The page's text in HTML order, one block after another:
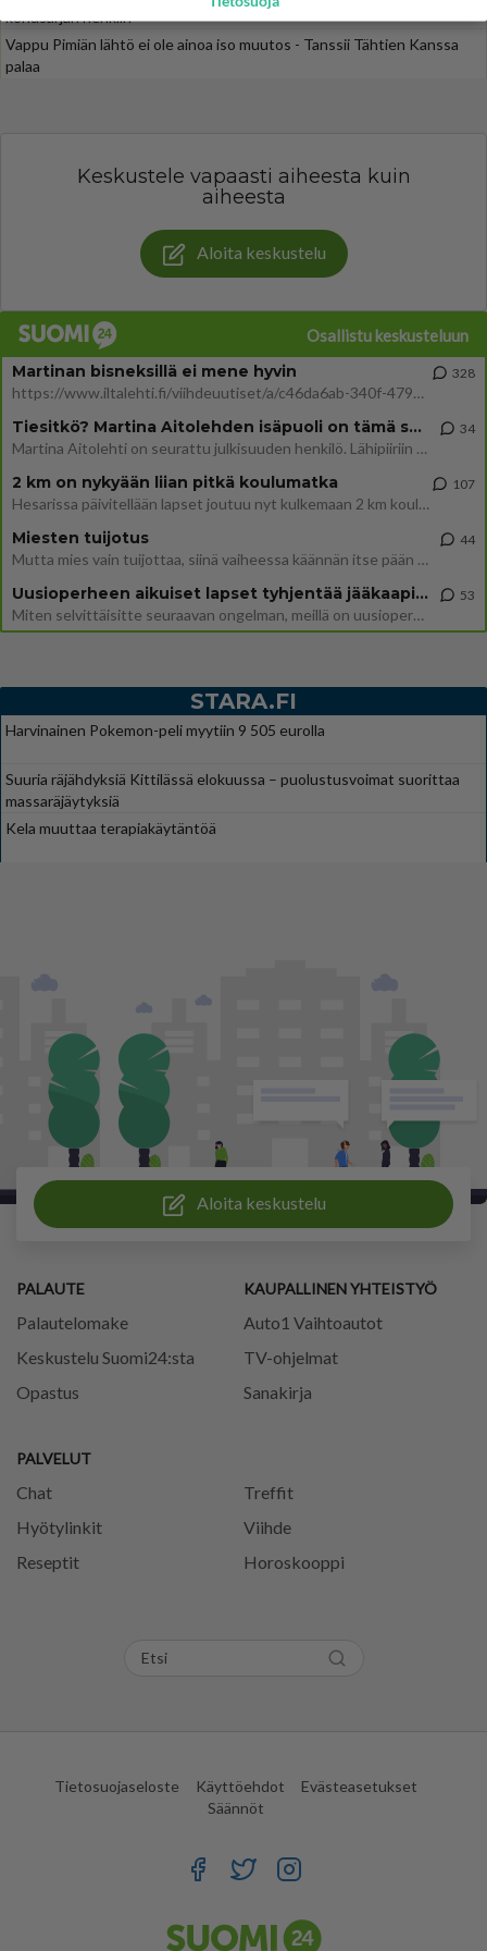
kohusarjan henkiin
Vappu Pimiän lähtö ei ole ainoa iso muutos - Tanssii Tähtien Kanssa
palaa
Keskustele vapaasti aiheesta kuin
aiheesta
Aloita keskustelu
Osallistu keskusteluun
Martinan bisneksillä ei mene hyvin
https://www.iltalehti.fi/viihdeuutiset/a/c46da6ab-340f-4790-aaa7-0865eed2336 Yrityksen konkurssihakemus on tullut kärä
328
Tiesitkö? Martina Aitolehden isäpuoli on tämä suosittu laulaja
Martina Aitolehti on seurattu julkisuuden henkilö. Lähipiiriin mahtuu muitakin tunnettuja henkilöitä. Tiesitkö, että Ma
34
2 km on nykyään liian pitkä koulumatka
Hesarissa päivitellään lapset joutuu nyt kulkemaan 2 km kouluun jösses. Ruostefillarilla tuo matka menee vaikka miten äk
107
Miesten tuijotus
Mutta mies vain tuijottaa, siinä vaiheessa käännän itse pään pois. Mikä juttu? Yleensä jos joku tuijottaa tai katsoo, hä
44
Uusioperheen aikuiset lapset tyhjentää jääkaapin käydessään
Miten selvittäisitte seuraavan ongelman, meillä on uusioperhe, minulla teini-ikäiset lapset ja puolisolla aikuiset, jotk
53
STARA.FI
Harvinainen Pokemon-peli myytiin 9 505 eurolla
Suuria räjähdyksiä Kittilässä elokuussa – puolustusvoimat suorittaa
massaräjäytyksiä
Kela muuttaa terapiakäytäntöä
Aloita keskustelu
PALAUTE
Palautelomake
Keskustelu Suomi24:sta
Opastus
PALVELUT
Chat
Treffit
Hyötylinkit
Viihde
Reseptit
Horoskooppi
KAUPALLINEN YHTEISTYÖ
Auto1 Vaihtoautot
TV-ohjelmat
Sanakirja
Tietosuojaseloste Käyttöehdot
Evästeasetukset
Säännöt